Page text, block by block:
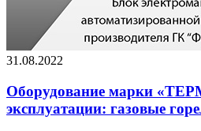
31.08.2022
Оборудование марки
эксплуатации: газовые